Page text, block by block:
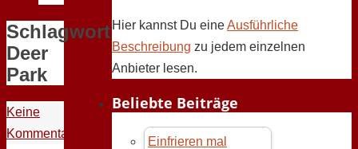
Schlagwort:
Deer
Park
Keine
Kommentare
Hier kannst Du eineAusführliche
Beschreibung zu jedem einzelnen
Anbieter lesen.
Beliebte Beiträge
Einfrieren mal